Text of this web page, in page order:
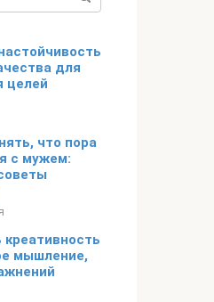
для
целей
что пора
с мужем:
креативность
мышление,